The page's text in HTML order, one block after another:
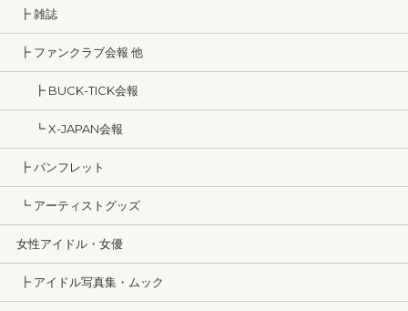
┣ 雑誌
┣ ファンクラブ会報 他
┣ BUCK-TICK会報
┗ X-JAPAN会報
┣ パンフレット
┗ アーティストグッズ
女性アイドル・女優
┣ アイドル写真集・ムック